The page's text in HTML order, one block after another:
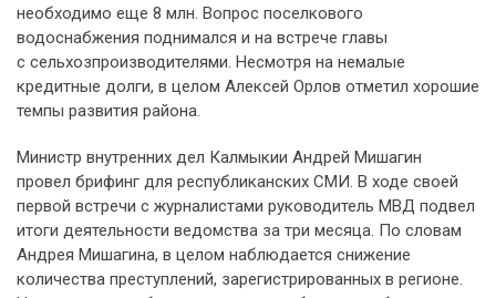
необходимо еще 8 млн. Вопрос поселкового
водоснабжения поднимался и на встрече главы
с сельхозпроизводителями. Несмотря на немалые
кредитные долги, в целом Алексей Орлов отметил хорошие
темпы развития района.
Министр внутренних дел Калмыкии Андрей Мишагин
провел брифинг для республиканских СМИ. В ходе своей
первой встречи с журналистами руководитель МВД подвел
итоги деятельности ведомства за три месяца. По словам
Андрея Мишагина, в целом наблюдается снижение
количества преступлений, зарегистрированных в регионе.